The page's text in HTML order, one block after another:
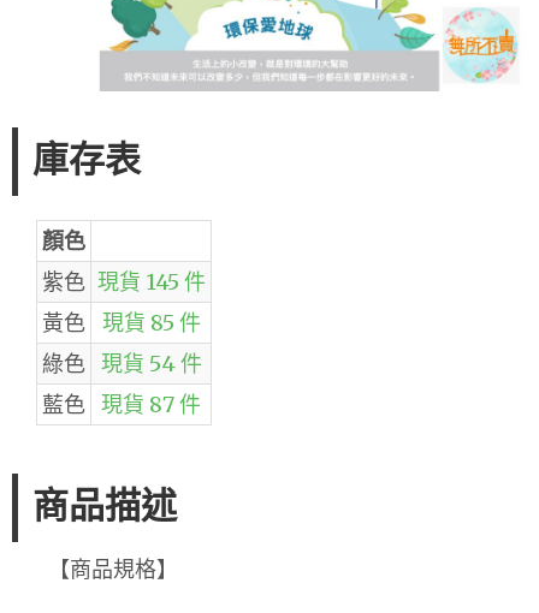
庫存表
顏色
紫色 現貨 145 件
黃色
現貨 85 件
綠色 現貨 54 件
藍色 現貨 87 件
商品描述
【商品規格】